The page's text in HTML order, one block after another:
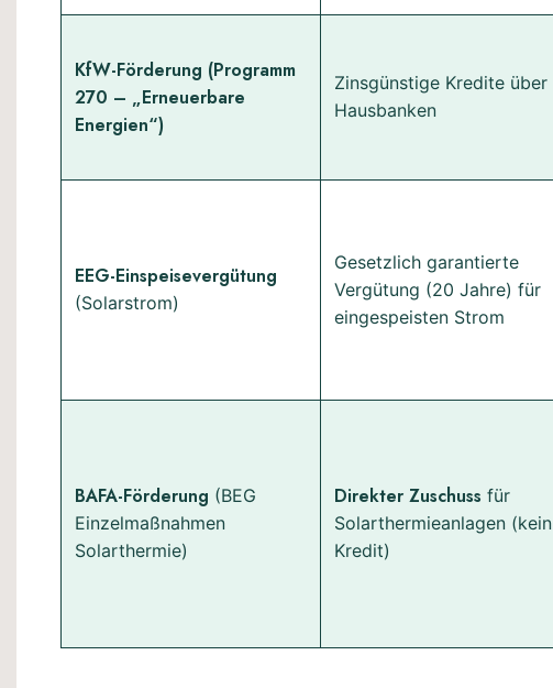
KfW-Förderung (Programm
270 – „Erneuerbare
Energien“)
Zinsgünstige Kredite über
Hausbanken
EEG-Einspeisevergütung
(Solarstrom)
Gesetzlich garantierte
Vergütung (20 Jahre) für
eingespeisten Strom
BAFA-Förderung (BEG
Einzelmaßnahmen
Solarthermie)
Direkter Zuschuss für
Solarthermieanlagen (kein
Kredit)